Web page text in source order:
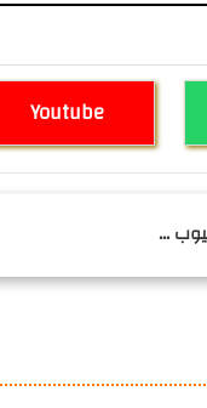
Youtube
...